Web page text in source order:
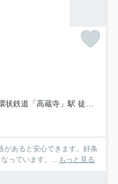
鉄道「高蔵寺」駅 徒歩3分
があると安心できます。好条
っています。... もっと見る